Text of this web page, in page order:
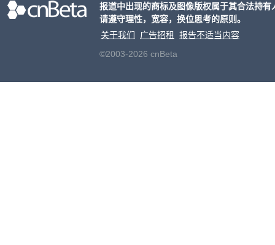
2mm
报道中出现的商标及图像版权属于其合法持
请遵守理性，宽容，换位思考的原则。
关于我们
广告招租
报告不适当内容
©2003-2026 cnBeta